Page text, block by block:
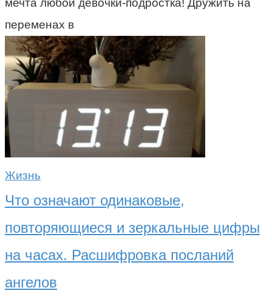
переменах в
Жизнь
Что означают одинаковые,
повторяющиеся и зеркальные цифры
на часах. Расшифровка посланий
ангелов